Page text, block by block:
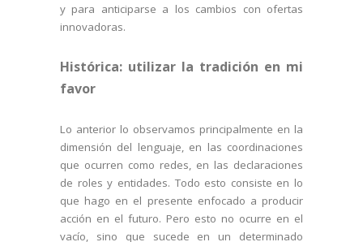
y para anticiparse a los cambios con ofertas
innovadoras.
Histórica: utilizar la tradición en mi
favor
Lo anterior lo observamos principalmente en la
dimensión del lenguaje, en las coordinaciones
que ocurren como redes, en las declaraciones
de roles y entidades. Todo esto consiste en lo
que hago en el presente enfocado a producir
acción en el futuro. Pero esto no ocurre en el
vacío, sino que sucede en un determinado